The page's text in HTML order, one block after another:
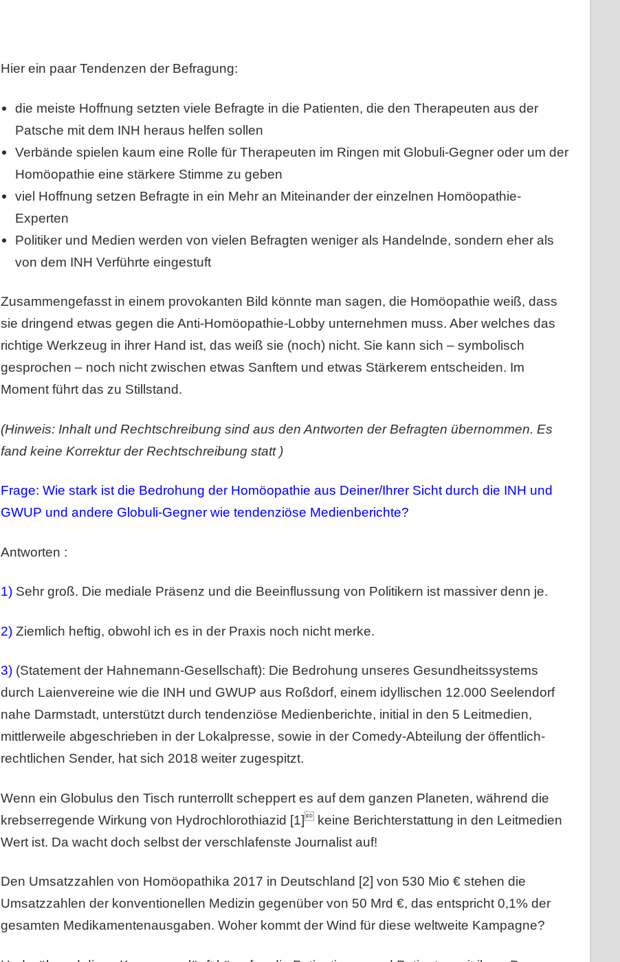
Hier ein paar Tendenzen der Befragung:
die meiste Hoffnung setzten viele Befragte in die Patienten, die den Therapeuten aus der
Patsche mit dem INH heraus helfen sollen
Verbände spielen kaum eine Rolle für Therapeuten im Ringen mit Globuli-Gegner oder um der
Homöopathie eine stärkere Stimme zu geben
viel Hoffnung setzen Befragte in ein Mehr an Miteinander der einzelnen Homöopathie-
Experten
Politiker und Medien werden von vielen Befragten weniger als Handelnde, sondern eher als
von dem INH Verführte eingestuft
Zusammengefasst in einem provokanten Bild könnte man sagen, die Homöopathie weiß, dass
sie dringend etwas gegen die Anti-Homöopathie-Lobby unternehmen muss. Aber welches das
richtige Werkzeug in ihrer Hand ist, das weiß sie (noch) nicht. Sie kann sich – symbolisch
gesprochen – noch nicht zwischen etwas Sanftem und etwas Stärkerem entscheiden. Im
Moment führt das zu Stillstand.
(Hinweis: Inhalt und Rechtschreibung sind aus den Antworten der Befragten übernommen. Es
fand keine Korrektur der Rechtschreibung statt )
Frage: Wie stark ist die Bedrohung der Homöopathie aus Deiner/Ihrer Sicht durch die INH und
GWUP und andere Globuli-Gegner wie tendenziöse Medienberichte?
Antworten :
1)Sehr groß. Die mediale Präsenz und die Beeinflussung von Politikern ist massiver denn je.
2)Ziemlich heftig, obwohl ich es in der Praxis noch nicht merke.
3)(Statement der Hahnemann-Gesellschaft): Die Bedrohung unseres Gesundheitssystems
durch Laienvereine wie die INH und GWUP aus Roßdorf, einem idyllischen 12.000 Seelendorf
nahe Darmstadt, unterstützt durch tendenziöse Medienberichte, initial in den 5 Leitmedien,
mittlerweile abgeschrieben in der Lokalpresse, sowie in der Comedy-Abteilung der öffentlich-
rechtlichen Sender, hat sich 2018 weiter zugespitzt.
Wenn ein Globulus den Tisch runterrollt scheppert es auf dem ganzen Planeten, während die
krebserregende Wirkung von Hydrochlorothiazid [1]keine Berichterstattung in den Leitmedien
Wert ist. Da wacht doch selbst der verschlafenste Journalist auf!
Den Umsatzzahlen von Homöopathika 2017 in Deutschland [2] von 530 Mio € stehen die
Umsatzzahlen der konventionellen Medizin gegenüber von 50 Mrd €, das entspricht 0,1% der
gesamten Medikamentenausgaben. Woher kommt der Wind für diese weltweite Kampagne?